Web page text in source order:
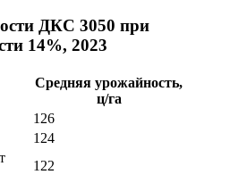
ДКС 3050 при
14%, 2023
Средняя урожайность,
ц/га
126
124
122